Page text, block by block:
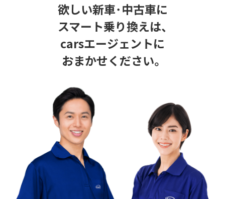
欲しい新車･中古車に
スマート乗り換えは、
carsエージェントに
おまかせください。